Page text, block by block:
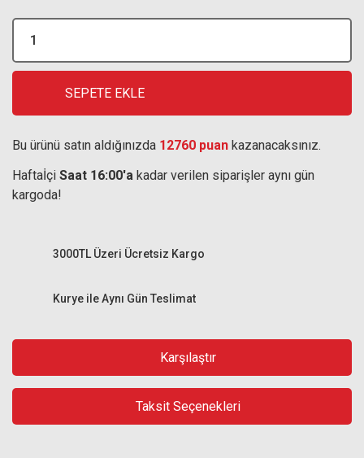
SEPETE EKLE
Bu ürünü satın aldığınızda 12760 puan kazanacaksınız.
Haftaİçi Saat 16:00'a kadar verilen siparişler aynı gün
kargoda!
Kurye ile Aynı Gün Teslimat
3000TL Üzeri Ücretsiz Kargo
Karşılaştır
Taksit Seçenekleri